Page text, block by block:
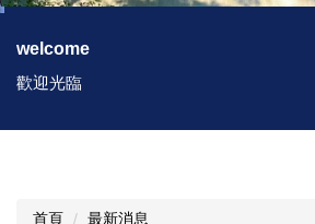
welcome
歡迎光臨
首頁 最新消息